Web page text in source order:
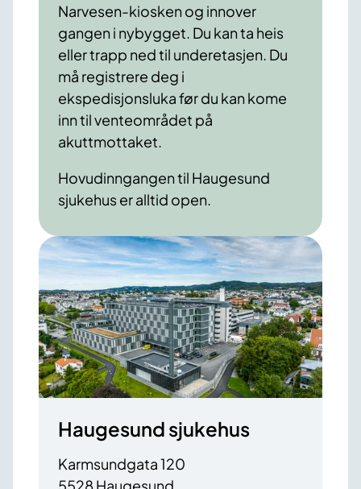
Narvesen-kiosken og innover
gangen i nybygget. Du kan ta heis
eller trapp ned til underetasjen. Du
må registrere deg i
ekspedisjonsluka før du kan kome
inn til venteområdet på
akuttmottaket.
Hovudinngangen til Haugesund
sjukehus er alltid open.
Haugesund sjukehus
Karmsundgata 120